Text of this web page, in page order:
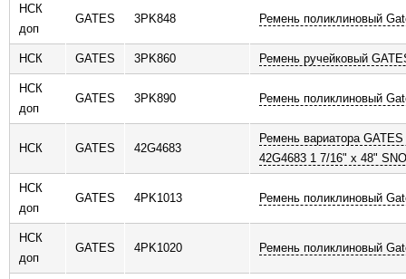
НСК
доп
GATES 3PK848 Ремень поликлиновый
НСК GATES 3PK860 Ремень ручейковый
НСК
доп
GATES 3PK890 Ремень поликлиновый
НСК GATES 42G4683
Ремень вариатора
42G4683 1 7/16" x 48"
НСК
доп
GATES 4PK1013 Ремень поликлиновый
НСК
доп
GATES 4PK1020 Ремень поликлиновый